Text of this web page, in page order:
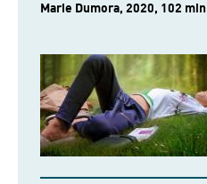
Marie Dumora, 2020, 102 min